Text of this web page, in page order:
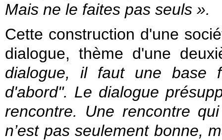
Mais ne le faites pas seuls ».
Cette construction d'une
dialogue, thème d'une
dialogue, il faut une base
d'abord". Le dialogue
rencontre. Une rencontre
n’est pas seulement bonne,